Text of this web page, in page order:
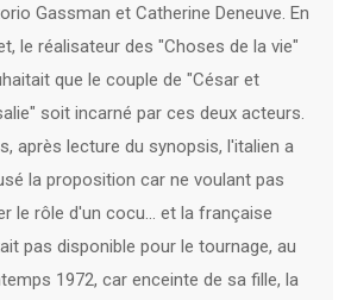
Gassman et Catherine Deneuve. En
le réalisateur des "Choses de la vie"
que le couple de "César et
soit incarné par ces deux acteurs.
après lecture du synopsis, l'italien a
la proposition car ne voulant pas
le rôle d'un cocu... et la française
pas disponible pour le tournage, au
1972, car enceinte de sa fille, la